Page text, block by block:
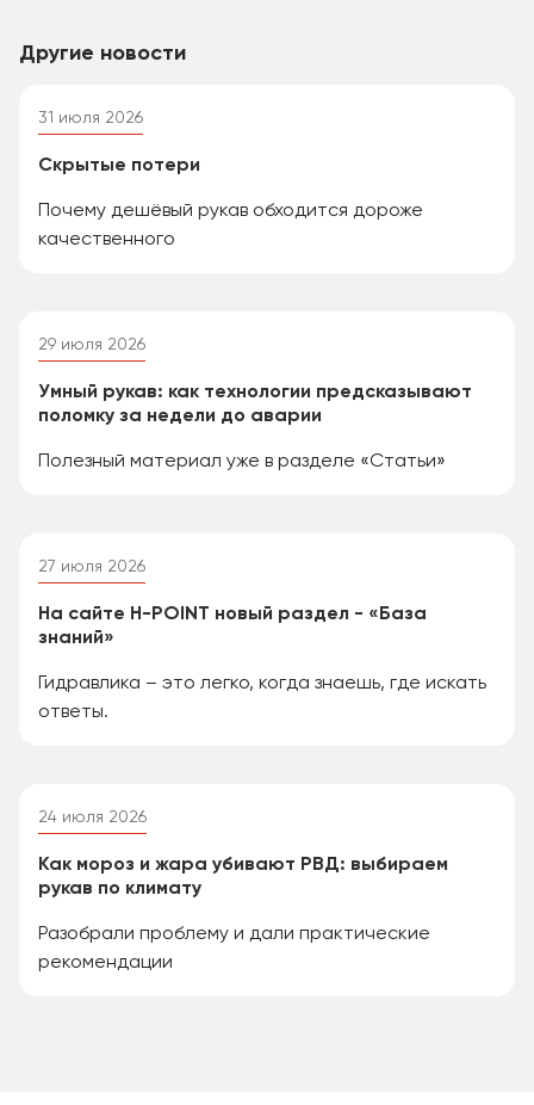
Другие новости
31 июля 2026
Скрытые потери
Почему дешёвый рукав обходится дороже
качественного
29 июля 2026
Умный рукав: как технологии предсказывают
поломку за недели до аварии
Полезный материал уже в разделе «Статьи»
27 июля 2026
На сайте H-POINT новый раздел - «База
знаний»
Гидравлика – это легко, когда знаешь, где искать
ответы.
24 июля 2026
Как мороз и жара убивают РВД: выбираем
рукав по климату
Разобрали проблему и дали практические
рекомендации